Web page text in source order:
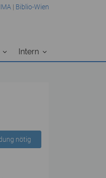
| Biblio-Wien
Intern
nötig